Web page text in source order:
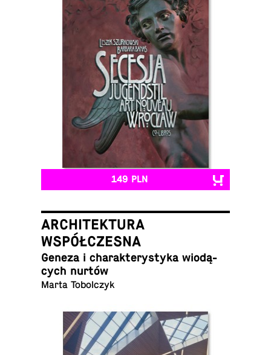
149 PLN
ARCHITEKTURA
WSPÓŁCZESNA
Geneza i cha­rak­te­ry­sty­ka wio­dą­
cych nurtów
Marta Tobolczyk